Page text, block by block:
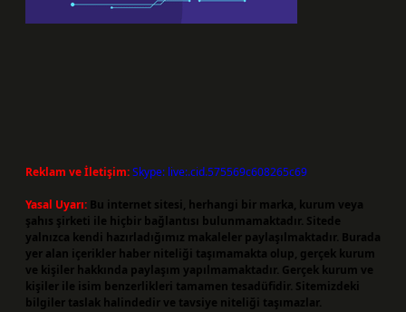
Reklam ve İletişim:Skype: live:.cid.575569c608265c69
Yasal Uyarı: Bu internet sitesi, herhangi bir marka, kurum veya
şahıs şirketi ile hiçbir bağlantısı bulunmamaktadır. Sitede
yalnızca kendi hazırladığımız makaleler paylaşılmaktadır. Burada
yer alan içerikler haber niteliği taşımamakta olup, gerçek kurum
ve kişiler hakkında paylaşım yapılmamaktadır. Gerçek kurum ve
kişiler ile isim benzerlikleri tamamen tesadüfidir. Sitemizdeki
bilgiler taslak halindedir ve tavsiye niteliği taşımazlar.